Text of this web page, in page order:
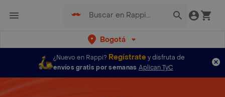
Bogotá
¿Nuevo en Rappi? Regístratey disfruta de
envíos gratis por semanas Aplican TyC